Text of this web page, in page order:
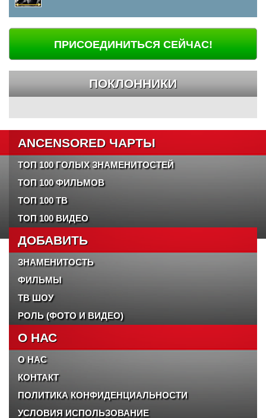
ПРИСОЕДИНИТЬСЯ СЕЙЧАС!
ПОКЛОННИКИ
ANCENSORED ЧАРТЫ
ТОП 100 ГОЛЫХ ЗНАМЕНИТОСТЕЙ
ТОП 100 ФИЛЬМОВ
ТОП 100 ТВ
ТОП 100 ВИДЕО
ДОБАВИТЬ
ЗНАМЕНИТОСТЬ
ФИЛЬМЫ
ТВ ШОУ
РОЛЬ (ФОТО И ВИДЕО)
О НАС
О НАС
КОНТАКТ
ПОЛИТИКА КОНФИДЕНЦИАЛЬНОСТИ
УСЛОВИЯ ИСПОЛЬЗОВАНИЕ